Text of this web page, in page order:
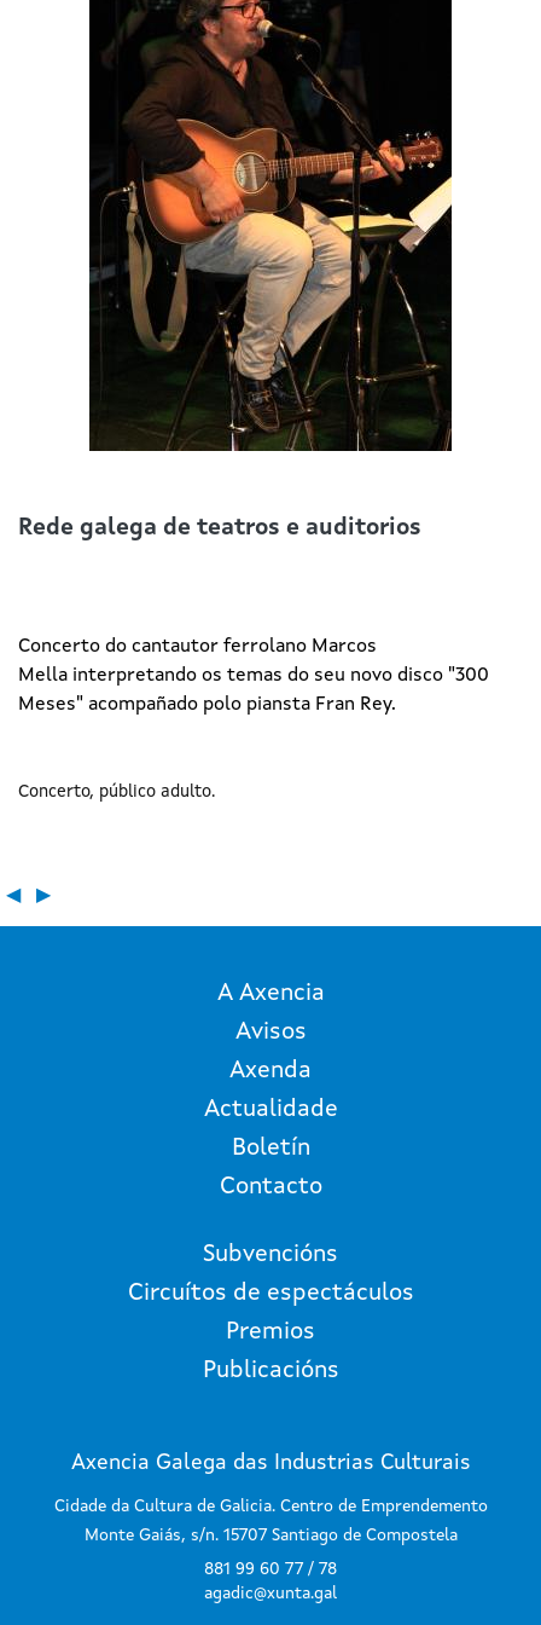
Rede galega de teatros e auditorios
Concerto do cantautor ferrolano Marcos
Mella interpretando os temas do seu novo disco "300
Meses" acompañado polo piansta Fran Rey.
Concerto público adulto
◀ ▶
A Axencia
Avisos
Axenda
Actualidade
Boletín
Contacto
Subvencións
Circuítos de espectáculos
Premios
Publicacións
Axencia Galega das Industrias Culturais
Cidade da Cultura de Galicia. Centro de Emprendemento
Monte Gaiás, s/n. 15707 Santiago de Compostela
881 99 60 77 / 78
agadic@xunta.gal